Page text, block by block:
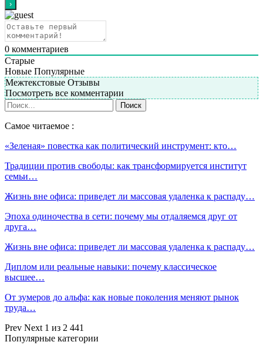
0 комментариев
Старые
Новые Популярные
Межтекстовые Отзывы
Посмотреть все комментарии
Самое читаемое :
«Зеленая» повестка как политический инструмент: кто…
Традиции против свободы: как трансформируется институт
семьи…
Жизнь вне офиса: приведет ли массовая удаленка к распаду…
Эпоха одиночества в сети: почему мы отдаляемся друг от
друга…
Жизнь вне офиса: приведет ли массовая удаленка к распаду…
Диплом или реальные навыки: почему классическое
высшее…
От зумеров до альфа: как новые поколения меняют рынок
труда…
Prev Next 1 из 2 441
Популярные категории